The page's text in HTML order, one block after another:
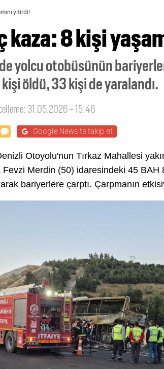
yitirdi!
kaza: 8 kişi
yolcu otobüsünün
öldü, 33 kişi de yaralandı.
31.05.2026 - 15:46
Google News'te takip et
Otoyolu'nun Tırkaz Mahallesi
Merdin (50) idaresindeki 45 BAH
bariyerlere çarptı. Çarpmanın